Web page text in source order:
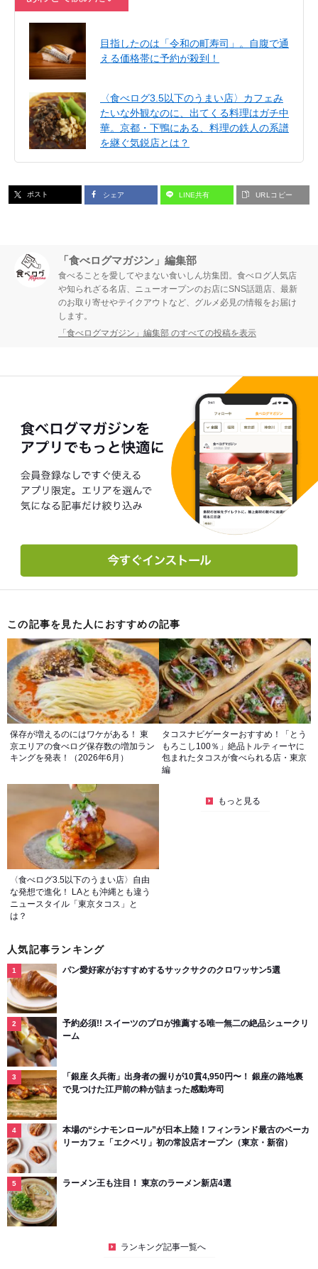
目指したのは「令和の町寿司」。自腹で通
える価格帯に予約が殺到！
〈食べログ3.5以下のうまい店〉カフェみ
たいな外観なのに、出てくる料理はガチ中
華。京都・下鴨にある、料理の鉄人の系譜
を継ぐ気鋭店とは？
ポスト シェア LINE共有 URLコピー
「食べログマガジン」編集部
食べることを愛してやまない食いしん坊集団。食べログ人気店
や知られざる名店、ニューオープンのお店にSNS話題店、最新
のお取り寄せやテイクアウトなど、グルメ必見の情報をお届け
します。
「食べログマガジン」編集部 のすべての投稿を表示
この記事を見た人におすすめの記事
保存が増えるのにはワケがある！ 東
京エリアの食べログ保存数の増加ラン
キングを発表！（2026年6月）
タコスナビゲーターおすすめ！「とう
もろこし100％」絶品トルティーヤに
包まれたタコスが食べられる店・東京
編
〈食べログ3.5以下のうまい店〉自由
な発想で進化！ LAとも沖縄とも違う
ニュースタイル「東京タコス」と
は？
もっと見る
人気記事ランキング
パン愛好家がおすすめするサックサクのクロワッサン5選
予約必須!! スイーツのプロが推薦する唯一無二の絶品シュークリ
ーム
「銀座 久兵衛」出身者の握りが10貫4,950円〜！ 銀座の路地裏
で見つけた江戸前の粋が詰まった感動寿司
本場の“シナモンロール”が日本上陸！フィンランド最古のベーカ
リーカフェ「エクベリ」初の常設店オープン（東京・新宿）
ラーメン王も注目！ 東京のラーメン新店4選
ランキング記事一覧へ